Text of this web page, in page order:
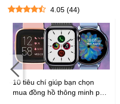
4.05 (44)
10 tiêu chí giúp bạn chọn
mua đồng hồ thông minh phù